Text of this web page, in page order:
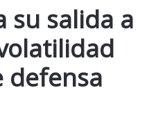
su salida a
defensa